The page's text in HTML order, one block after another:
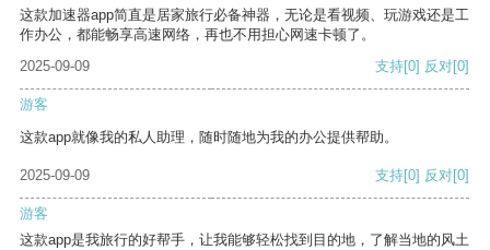
这款加速器app简直是居家旅行必备神器，无论是看视频、玩游戏还是工
作办公，都能畅享高速网络，再也不用担心网速卡顿了。
2025-09-09
支持[0] 反对[0]
游客
这款app就像我的私人助理，随时随地为我的办公提供帮助。
2025-09-09 支持[0] 反对[0]
游客
这款app是我旅行的好帮手，让我能够轻松找到目的地，了解当地的风土